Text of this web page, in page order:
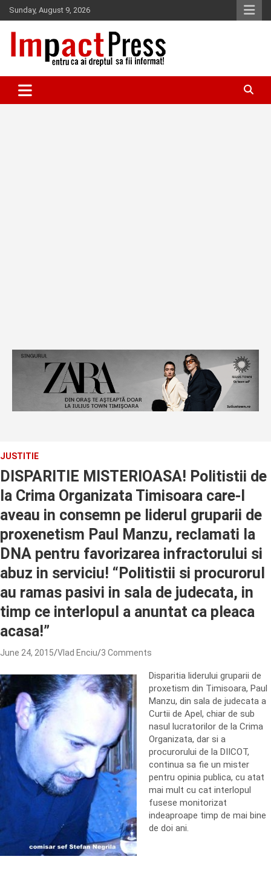
Skip
to
content
Sunday, August 9, 2026
IMPACTPRESS
JUSTITIE
DISPARITIE MISTERIOASA! Politistii de
la Crima Organizata Timisoara care-l
aveau in consemn pe liderul gruparii de
proxenetism Paul Manzu, reclamati la
DNA pentru favorizarea infractorului si
abuz in serviciu! “Politistii si procurorul
au ramas pasivi in sala de judecata, in
timp ce interlopul a anuntat ca pleaca
acasa!”
June 24, 2015 Vlad Enciu 3 Comments
Disparitia liderului gruparii de
proxetism din Timisoara, Paul
Manzu, din sala de judecata a
Curtii de Apel, chiar de sub
nasul lucratorilor de la Crima
Organizata, dar si a
procurorului de la DIICOT,
continua sa fie un mister
pentru opinia publica, cu atat
mai mult cu cat interlopul
fusese monitorizat
indeaproape timp de mai bine
de doi ani.